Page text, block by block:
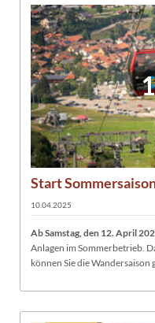
Start
10.04.2025
Ab Samstag, den 12. April
Anlagen im Sommerbetrieb.
können Sie die